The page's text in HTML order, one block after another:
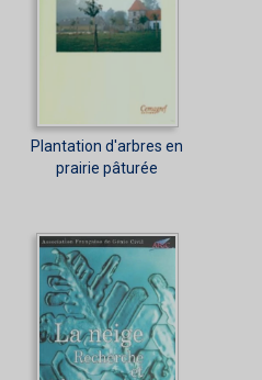
Plantation d'arbres en
prairie pâturée